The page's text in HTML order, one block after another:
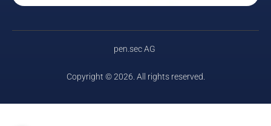
pen.sec AG
Copyright © 2026. All rights reserved.